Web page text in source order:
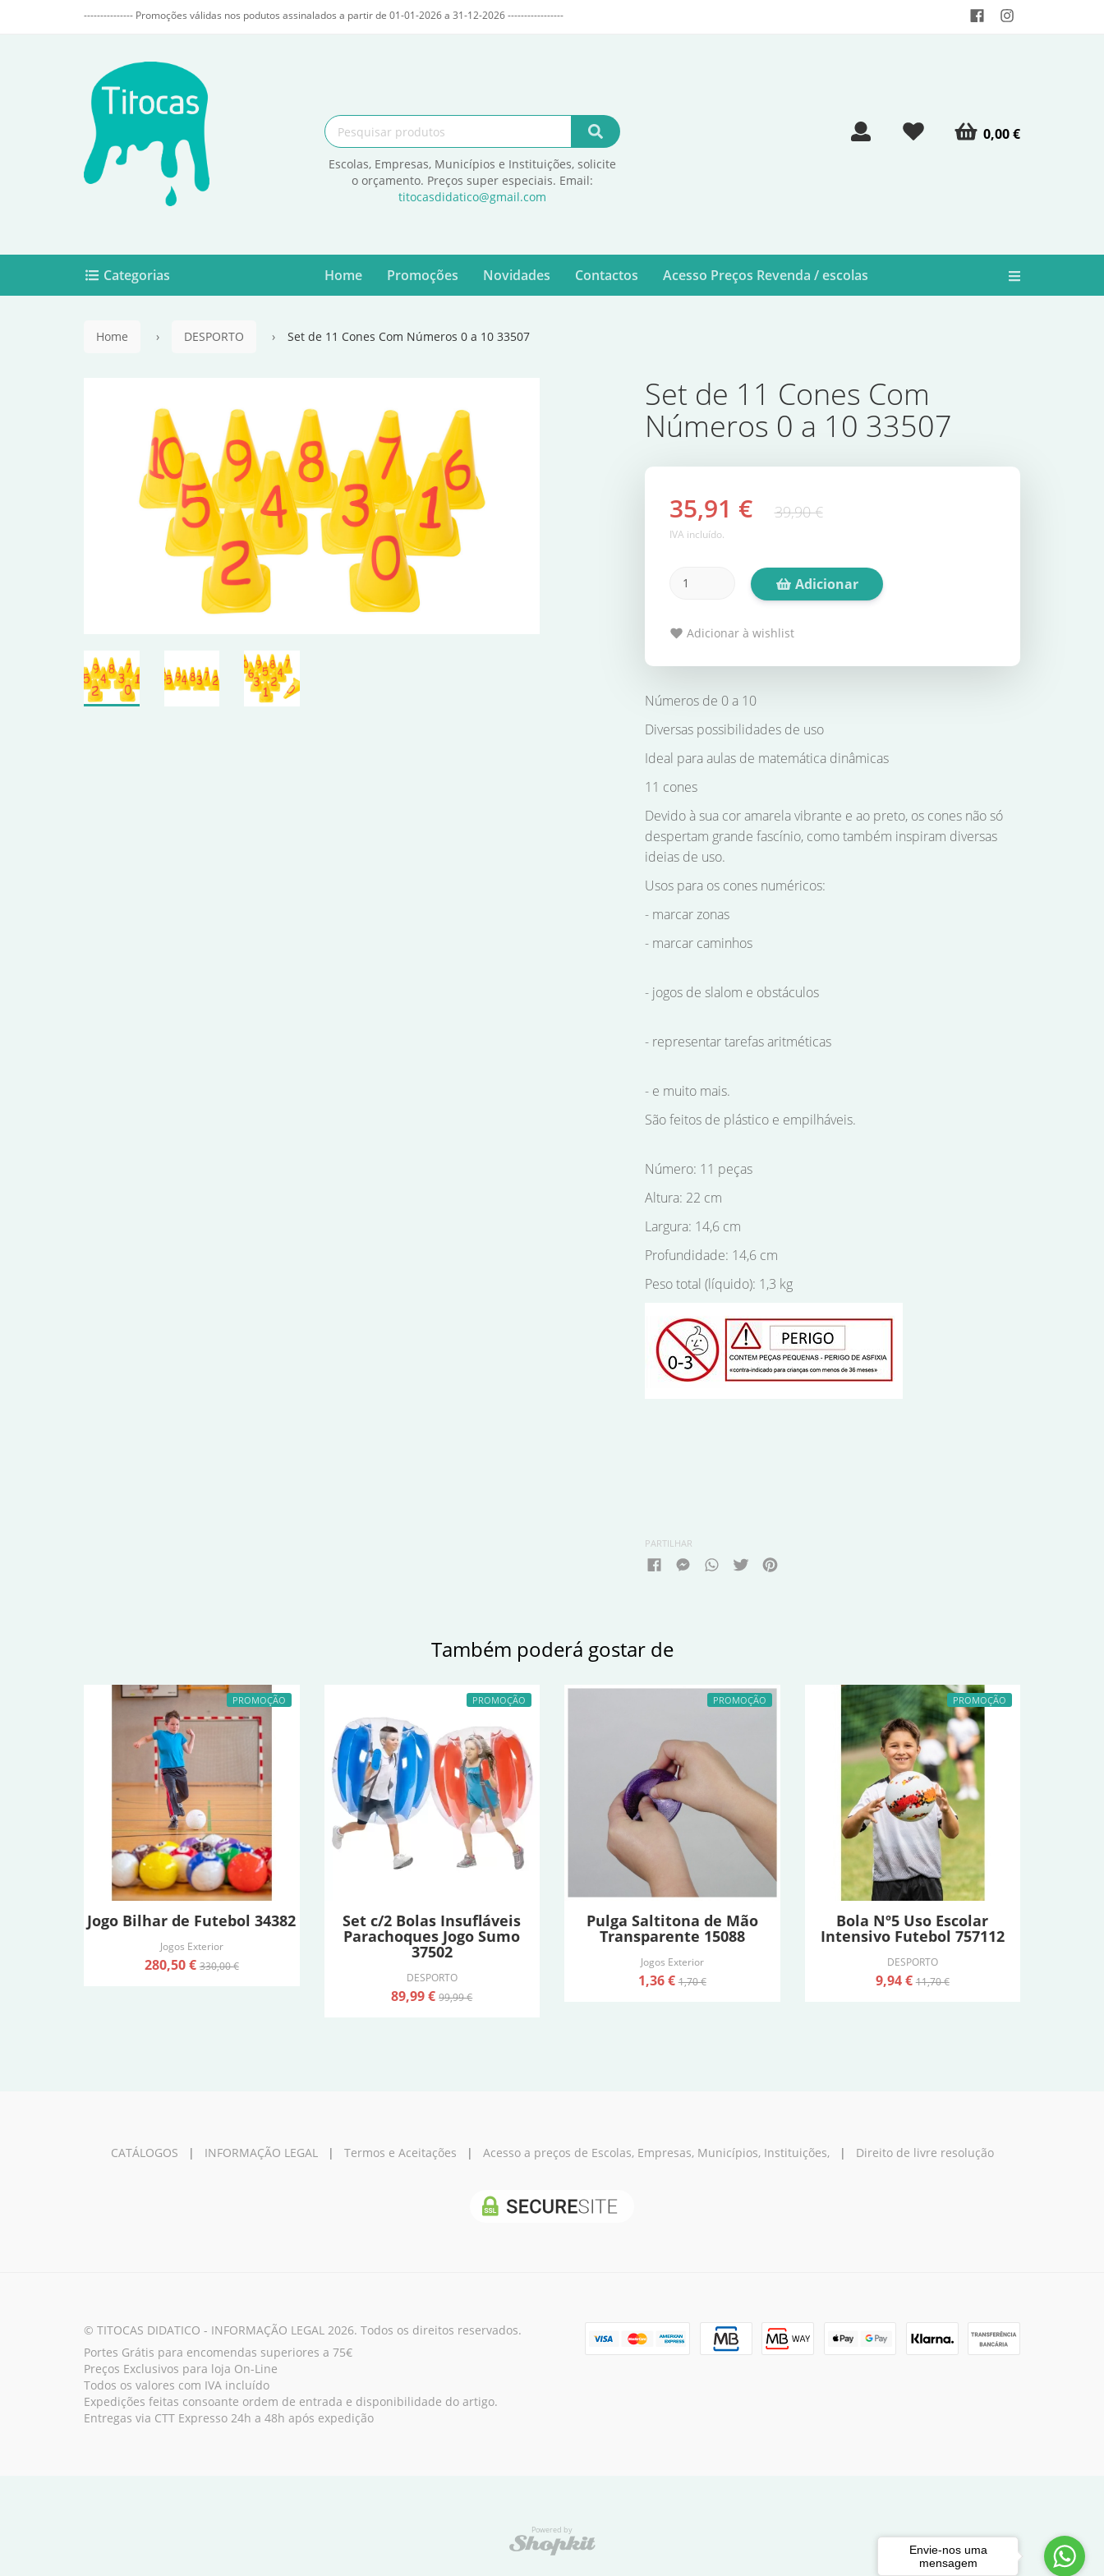
--------------- Promoções válidas nos podutos assinalados a partir de 01-01-2026 a 31-12-2026 -----------------
Escolas, Empresas, Municípios e Instituições, solicite
o orçamento. Preços super especiais. Email:
titocasdidatico@gmail.com
0,00 €
Home Promoções Novidades Contactos Acesso Preços Revenda / escolas
Categorias
Home DESPORTO Set de 11 Cones Com Números 0 a 10 33507
Set de 11 Cones Com
Números 0 a 10 33507
35,91 € 39,90 €
IVA incluído.
Adicionar
Adicionar à wishlist
Números de 0 a 10
Diversas possibilidades de uso
Ideal para aulas de matemática dinâmicas
11 cones
Devido à sua cor amarela vibrante e ao preto, os cones não só
despertam grande fascínio, como também inspiram diversas
ideias de uso.
Usos para os cones numéricos:
- marcar zonas
- marcar caminhos
- jogos de slalom e obstáculos
- representar tarefas aritméticas
- e muito mais.
São feitos de plástico e empilháveis.
Número: 11 peças
Altura: 22 cm
Largura: 14,6 cm
Profundidade: 14,6 cm
Peso total (líquido): 1,3 kg
PARTILHAR
Também poderá gostar de
PROMOÇÃO
Jogo Bilhar de Futebol 34382
Jogos Exterior
280,50 €330,00 €
PROMOÇÃO
Set c/2 Bolas Insufláveis
Parachoques Jogo Sumo
37502
DESPORTO
89,99 €99,99 €
PROMOÇÃO
Pulga Saltitona de Mão
Transparente 15088
Jogos Exterior
1,36 €1,70 €
PROMOÇÃO
Bola Nº5 Uso Escolar
Intensivo Futebol 757112
DESPORTO
9,94 €11,70 €
CATÁLOGOS | INFORMAÇÃO LEGAL | Termos e Aceitações | Acesso a preços de Escolas, Empresas, Municípios, Instituições,| Direito de livre resolução
© TITOCAS DIDATICO - INFORMAÇÃO LEGAL 2026. Todos os direitos reservados.
Portes Grátis para encomendas superiores a 75€
Preços Exclusivos para loja On-Line
Todos os valores com IVA incluído
Expedições feitas consoante ordem de entrada e disponibilidade do artigo.
Entregas via CTT Expresso 24h a 48h após expedição
Powered by
Envie-nos uma
mensagem